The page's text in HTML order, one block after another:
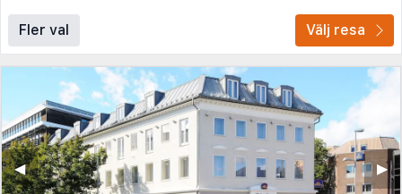
Fler val Välj resa
▶︎
◀︎